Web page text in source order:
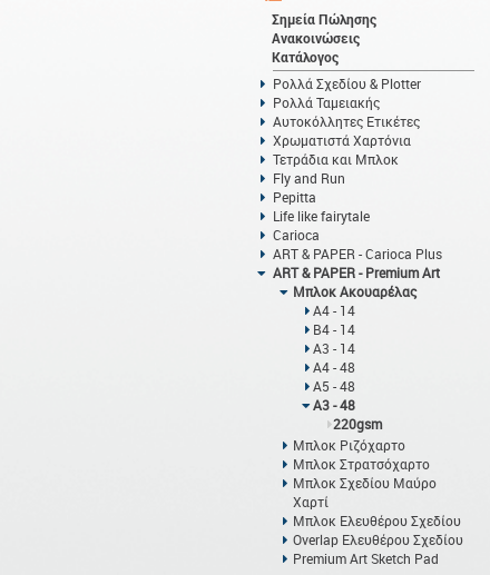
Σημεία Πώλησης
Ανακοινώσεις
Κατάλογος
Ρολλά Σχεδίου & Plotter
Ρολλά Ταμειακής
Αυτοκόλλητες Ετικέτες
Χρωματιστά Χαρτόνια
Τετράδια και Μπλοκ
Fly and Run
Pepitta
Life like fairytale
Carioca
ART & PAPER - Carioca Plus
ART & PAPER - Premium Art
Μπλοκ Ακουαρέλας
Α4 - 14
Β4 - 14
Α3 - 14
Α4 - 48
Α5 - 48
Α3 - 48
220gsm
Μπλοκ Ριζόχαρτο
Μπλοκ Στρατσόχαρτο
Μπλοκ Σχεδίου Μαύρο
Χαρτί
Μπλοκ Ελευθέρου Σχεδίου
Overlap Ελευθέρου Σχεδίου
Premium Art Sketch Pad